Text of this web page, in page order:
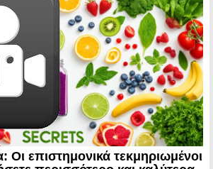
Οι επιστημονικά τεκμηριωμένοι